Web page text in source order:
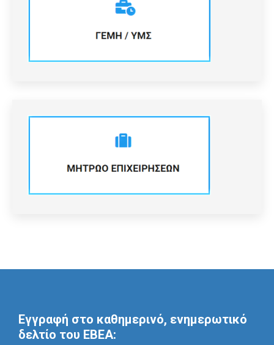
Εγγραφή στο καθημερινό, ενημερωτικό
δελτίο του ΕΒΕΑ: